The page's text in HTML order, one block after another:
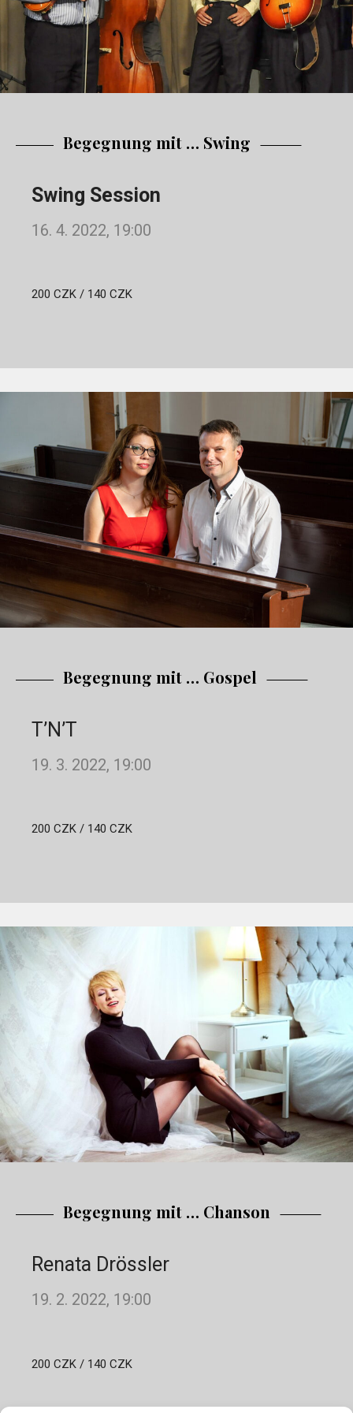
Begegnung mit … Swing
Swing Session
16. 4. 2022, 19:00
200 CZK / 140 CZK
Begegnung mit … Gospel
T’N’T
19. 3. 2022, 19:00
200 CZK / 140 CZK
Begegnung mit … Chanson
Renata Drössler
19. 2. 2022, 19:00
200 CZK / 140 CZK